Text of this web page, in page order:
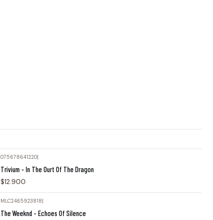
075678641220|
Trivium - In The Ourt Of The Dragon
$12.900
MLC2465923818|
The Weeknd - Echoes Of Silence